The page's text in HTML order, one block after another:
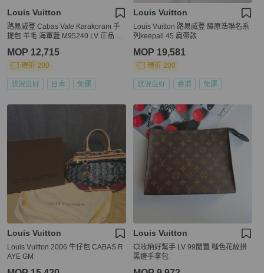
Louis Vuitton
路易威登 Cabas Vale Karakoram 手
提包 羊毛 海軍藍 M95240 LV 正品 13
MOP 12,715
現折 200
狀況良好 日本 免運
Louis Vuitton
Louis Vuitton 路易威登 藤原浩聯名系
列keepall 45 肩帶款
MOP 19,581
現折 200
狀況良好 香港 免運
Louis Vuitton
Louis Vuitton 2006 牛仔包 CABAS R
AYE GM
Louis Vuitton
💥收納好幫手 LV 99閒置 咖色花紋拼
黑邊手拿包